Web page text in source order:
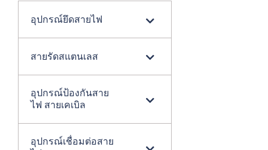
อุปกรณ์ยึดสายไฟ
สายรัดสแตนเลส
อุปกรณ์ป้องกันสาย
ไฟ สายเคเบิล
อุปกรณ์เชื่อมต่อสาย